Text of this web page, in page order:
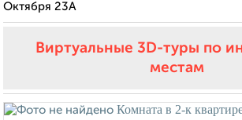
Октября 23А
Виртуальные 3D-туры по
местам